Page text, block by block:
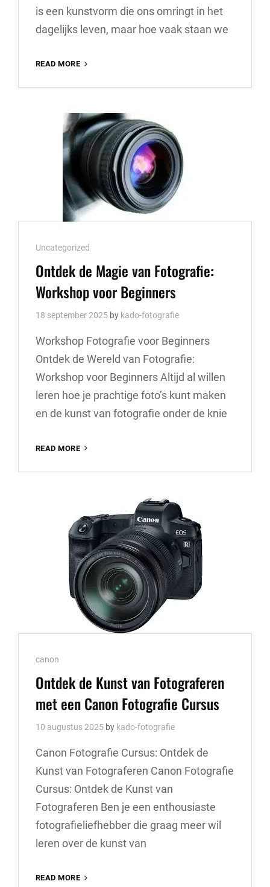
is een kunstvorm die ons omringt in het
dagelijks leven, maar hoe vaak staan we
READ MORE
ONTDEK
SCHOONHEID
VAN
GEBOUWEN
Cat
Links
Uncategorized
Ontdek de Magie van Fotografie:
Workshop voor Beginners
18 september 2025 by kado-fotografie
Workshop Fotografie voor Beginners
Ontdek de Wereld van Fotografie:
Workshop voor Beginners Altijd al willen
leren hoe je prachtige foto’s kunt maken
en de kunst van fotografie onder de knie
READ MORE
MAGIE
VOOR
BEGINNERS
Cat
Links
canon
Ontdek de Kunst van Fotograferen
met een Canon Fotografie Cursus
10 augustus 2025 by kado-fotografie
Canon Fotografie Cursus: Ontdek de
Kunst van Fotograferen Canon Fotografie
Cursus: Ontdek de Kunst van
Fotograferen Ben je een enthousiaste
fotografieliefhebber die graag meer wil
leren over de kunst van
READ MORE